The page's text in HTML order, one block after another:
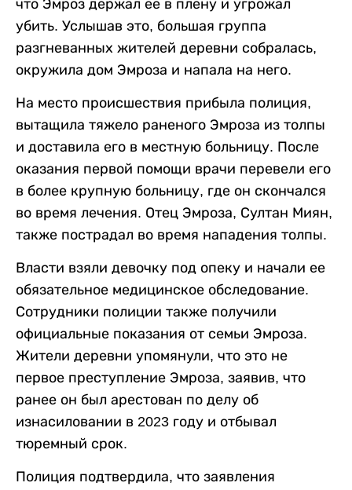
что Эмроз держал ее в плену и угрожал
убить. Услышав это, большая группа
разгневанных жителей деревни собралась,
окружила дом Эмроза и напала на него.
На место происшествия прибыла полиция,
вытащила тяжело раненого Эмроза из толпы
и доставила его в местную больницу. После
оказания первой помощи врачи перевели его
в более крупную больницу, где он скончался
во время лечения. Отец Эмроза, Султан Миян,
также пострадал во время нападения толпы.
Власти взяли девочку под опеку и начали ее
обязательное медицинское обследование.
Сотрудники полиции также получили
официальные показания от семьи Эмроза.
Жители деревни упомянули, что это не
первое преступление Эмроза, заявив, что
ранее он был арестован по делу об
изнасиловании в 2023 году и отбывал
тюремный срок.
Полиция подтвердила, что заявления